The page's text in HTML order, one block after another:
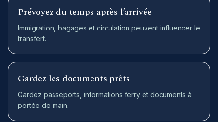
Prévoyez du temps après l’arrivée
Immigration, bagages et circulation peuvent influencer le
transfert.
Gardez les documents prêts
Gardez passeports, informations ferry et documents à
portée de main.